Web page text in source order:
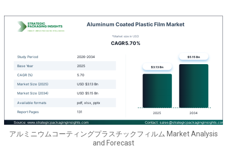
アルミニウムコーティングプラスチックフィルム Market Analysis
and Forecast